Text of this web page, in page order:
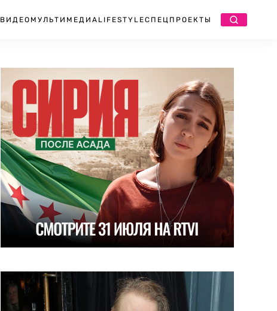
ВИДЕО МУЛЬТИМЕДИА LIFESTYLEСПЕЦПРОЕКТЫ